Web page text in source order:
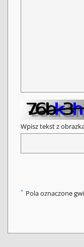
Wpisz tekst z
* Pola oznaczone